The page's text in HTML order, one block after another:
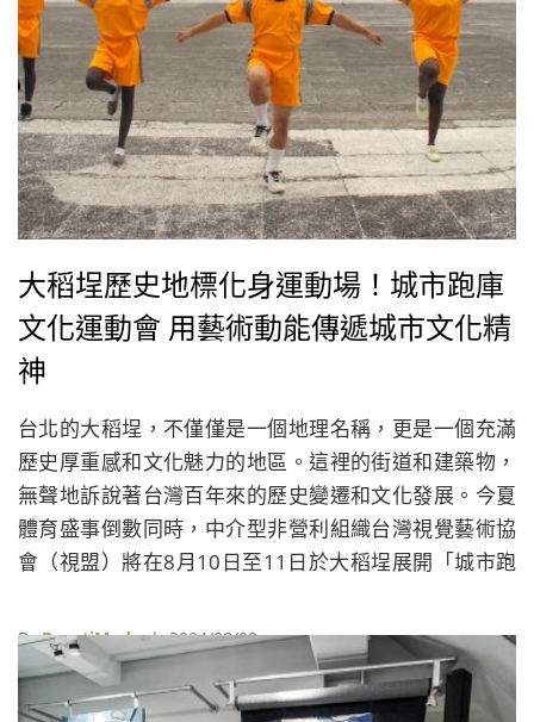
大稻埕歷史地標化身運動場！城市跑庫
文化運動會 用藝術動能傳遞城市文化精
神
台北的大稻埕，不僅僅是一個地理名稱，更是一個充滿
歷史厚重感和文化魅力的地區。這裡的街道和建築物，
無聲地訴說著台灣百年來的歷史變遷和文化發展。今夏
體育盛事倒數同時，中介型非營利組織台灣視覺藝術協
會（視盟）將在8月10日至11日於大稻埕展開「城市跑
家合作，將大稻埕歷史街區變身為一個巨大的戶外賽
場。
ByBeautiMode| 2024/08/03